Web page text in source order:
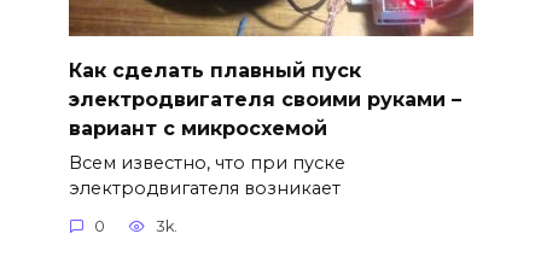
Как сделать плавный пуск
электродвигателя своими руками –
вариант с микросхемой
Всем известно, что при пуске
электродвигателя возникает
0 3k.